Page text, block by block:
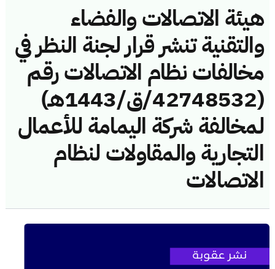
هيئة الاتصالات والفضاء
والتقنية تنشر قرار لجنة النظر في
مخالفات نظام الاتصالات رقم
(42748532/ق/1443هـ)
لمخالفة شركة اليمامة للأعمال
التجارية والمقاولات لنظام
الاتصالات